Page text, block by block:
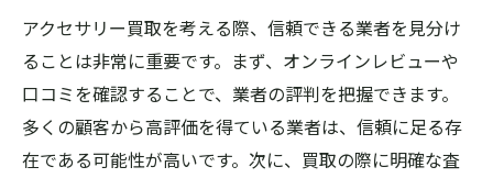
アクセサリー買取を考える際、信頼できる業者を見分け
ることは非常に重要です。まず、オンラインレビューや
口コミを確認することで、業者の評判を把握できます。
多くの顧客から高評価を得ている業者は、信頼に足る存
在である可能性が高いです。次に、買取の際に明確な査